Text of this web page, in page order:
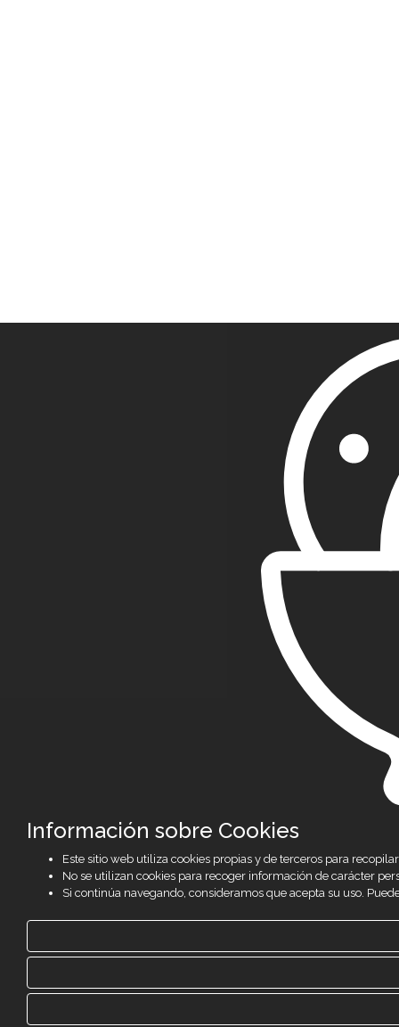
Información sobre Cookies
Este sitio web utiliza cookies propias y de terceros para
No se utilizan cookies para recoger información de carácter
Si continúa navegando, consideramos que acepta su uso.